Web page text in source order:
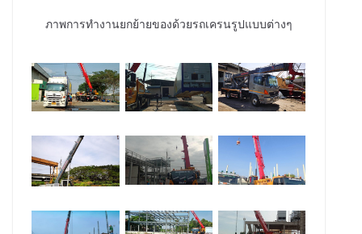
ภาพการทำงานยกย้ายของด้วยรถเครนรูปแบบต่างๆ